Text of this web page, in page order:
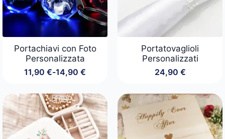
Portachiavi con Foto
Personalizzata
11,90 €-14,90 €
Fascia
prezzo:
da
11,90 €
a
14,90 €
Portatovaglioli
Personalizzati
24,90 €